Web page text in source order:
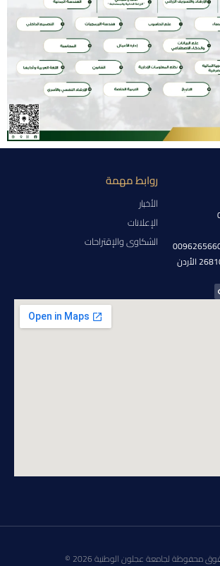
روابط مهمة
الأخبار
الإعلانات
الشكاوى والإقتراحات
محفوظة لجامعة عجلون الوطنية 2026 ©